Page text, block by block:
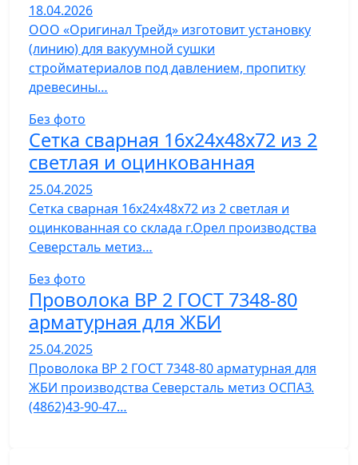
18.04.2026
ООО «Оригинал Трейд» изготовит установку
(линию) для вакуумной сушки
стройматериалов под давлением, пропитку
древесины…
Без фото
Сетка сварная 16х24х48х72 из 2
светлая и оцинкованная
25.04.2025
Сетка сварная 16х24х48х72 из 2 светлая и
оцинкованная со склада г.Орел производства
Северсталь метиз…
Без фото
Проволока ВР 2 ГОСТ 7348-80
арматурная для ЖБИ
25.04.2025
Проволока ВР 2 ГОСТ 7348-80 арматурная для
ЖБИ производства Северсталь метиз ОСПАЗ.
(4862)43-90-47…